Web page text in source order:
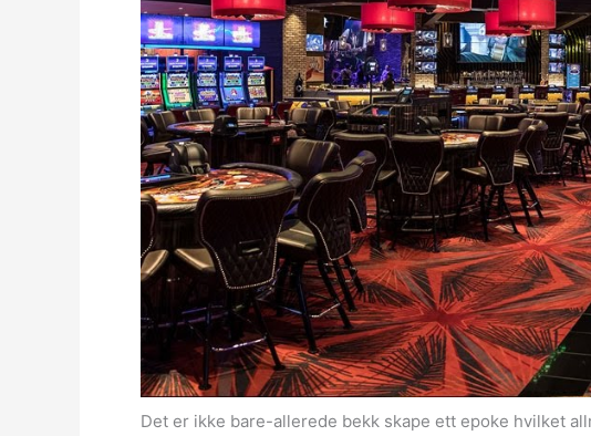
Det er ikke bare-allerede bekk skape ett epoke hvilket